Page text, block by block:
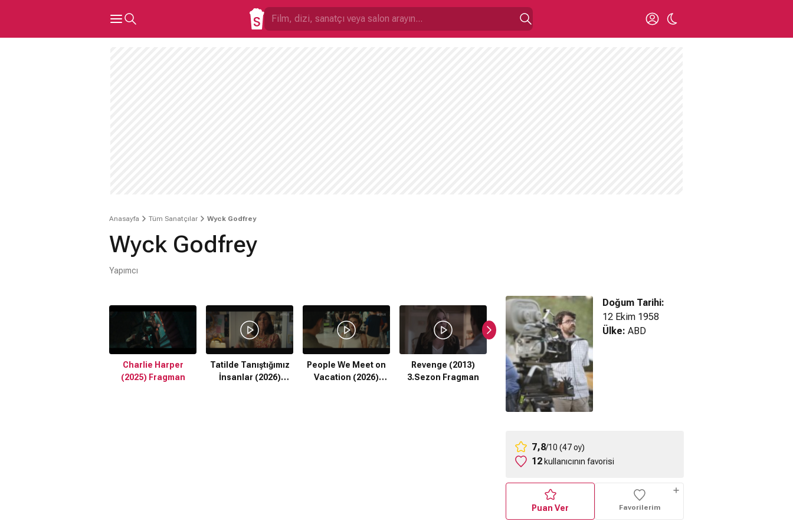
Anasayfa Tüm Sanatçılar Wyck Godfrey
Wyck Godfrey
Yapımcı
Charlie Harper
(2025) Fragman
Tatilde Tanıştığımız
İnsanlar (2026)
People We Meet on
Vacation (2026)
Revenge (2013)
3.Sezon Fragman
Revenge (2012)
2.Sezon Fragman
Doğum Tarihi:
12 Ekim 1958
Ülke: ABD
7,8/10 (47 oy)
12 kullanıcının favorisi
Puan Ver Favorilerim